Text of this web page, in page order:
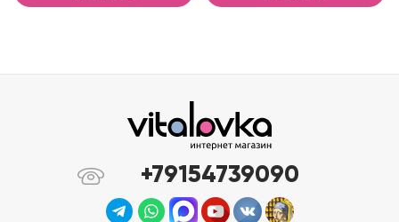
+79154739090